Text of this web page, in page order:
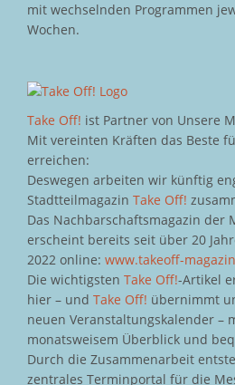
mit wechselnden Programmen
Wochen.
Take Off! ist Partner von Unsere
Mit vereinten Kräften das Beste
erreichen:
Deswegen arbeiten wir künftig
Stadtteilmagazin Take Off!
Das Nachbarschaftsmagazin der
erscheint bereits seit über 20
2022 online: www.takeoff-
Die wichtigsten Take Off!-Artikel
hier – und Take Off! übernimmt
neuen Veranstaltungskalender –
monatsweisem Überblick und
Durch die Zusammenarbeit
zentrales Terminportal für die